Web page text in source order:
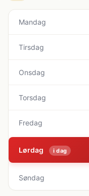
Mandag
Tirsdag
Onsdag
Torsdag
Fredag
Lørdag i dag
Søndag